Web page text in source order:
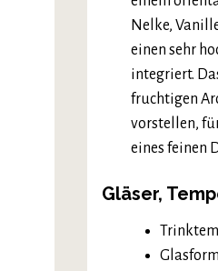
Nelke,
einen sehr
integriert.
fruchtigen
vorstellen,
eines feinen
Gläser,